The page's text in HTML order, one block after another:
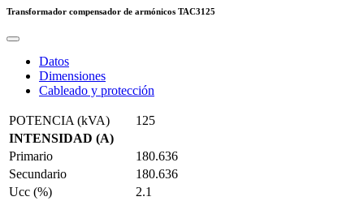
Transformador compensador de armónicos TAC3125
Datos
Dimensiones
Cableado y protección
POTENCIA (kVA)
125
INTENSIDAD (A)
Primario
180.636
Secundario
180.636
Ucc (%)
2.1